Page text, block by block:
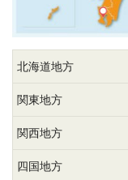
北海道地方
関東地方
関西地方
四国地方